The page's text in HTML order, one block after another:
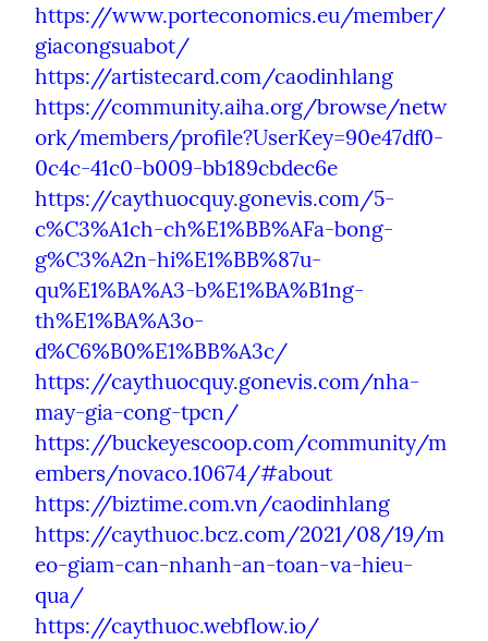
https://www.porteconomics.eu/member/
giacongsuabot/
https://artistecard.com/caodinhlang
https://community.aiha.org/browse/netw
ork/members/profile?UserKey=90e47df0-
0c4c-41c0-b009-bb189cbdec6e
https://caythuocquy.gonevis.com/5-
c%C3%A1ch-ch%E1%BB%AFa-bong-
g%C3%A2n-hi%E1%BB%87u-
qu%E1%BA%A3-b%E1%BA%B1ng-
th%E1%BA%A3o-
d%C6%B0%E1%BB%A3c/
https://caythuocquy.gonevis.com/nha-
may-gia-cong-tpcn/
https://buckeyescoop.com/community/m
embers/novaco.10674/#about
https://biztime.com.vn/caodinhlang
https://caythuoc.bcz.com/2021/08/19/m
eo-giam-can-nhanh-an-toan-va-hieu-
qua/
https://caythuoc.webflow.io/